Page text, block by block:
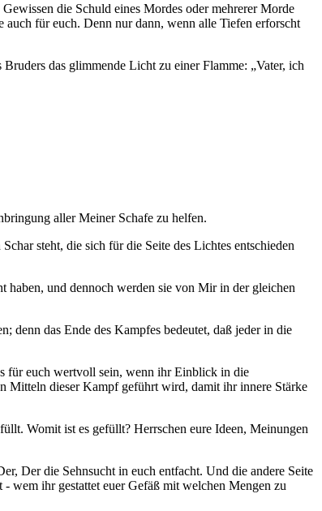
die Schuld eines Mordes oder mehrerer Morde
für euch. Denn nur dann, wenn alle Tiefen erforscht
das glimmende Licht zu einer Flamme: „Vater, ich
aller Meiner Schafe zu helfen.
steht, die sich für die Seite des Lichtes entschieden
und dennoch werden sie von Mir in der gleichen
denn das Ende des Kampfes bedeutet, daß jeder in die
für euch wertvoll sein, wenn ihr Einblick in die
Mitteln dieser Kampf geführt wird, damit ihr innere Stärke
Womit ist es gefüllt? Herrschen eure Ideen, Meinungen
Der die Sehnsucht in euch entfacht. Und die andere Seite
wem ihr gestattet euer Gefäß mit welchen Mengen zu